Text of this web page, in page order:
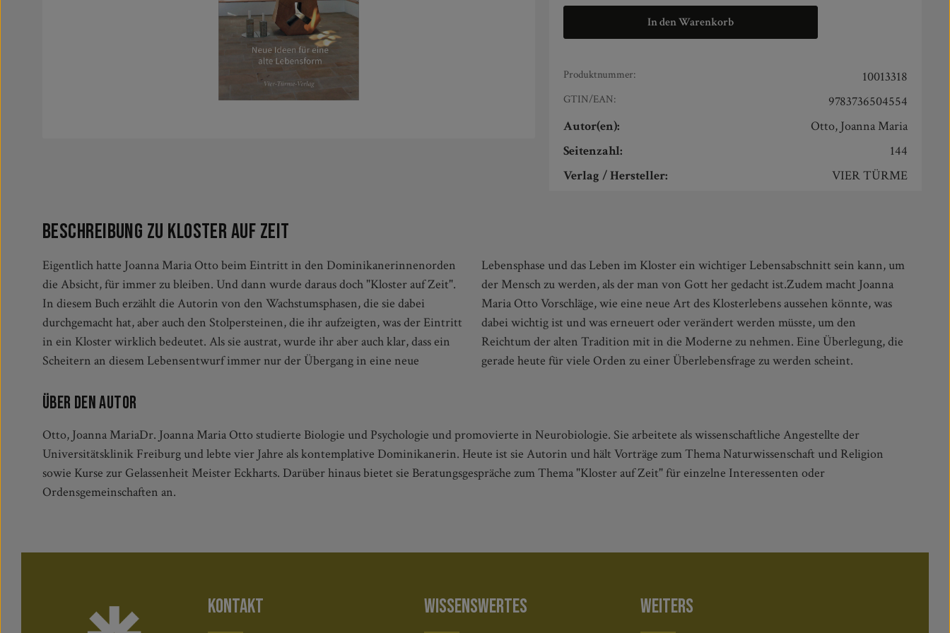
In den Warenkorb
Produktnummer: 10013318
GTIN/EAN:
9783736504554
Autor(en):
Otto, Joanna Maria
Seitenzahl:
144
Verlag / Hersteller:
VIER TÜRME
Beschreibung zu Kloster auf Zeit
Eigentlich hatte Joanna Maria Otto beim Eintritt in den Dominikanerinnenorden
die Absicht, für immer zu bleiben. Und dann wurde daraus doch "Kloster auf Zeit".
In diesem Buch erzählt die Autorin von den Wachstumsphasen, die sie dabei
durchgemacht hat, aber auch den Stolpersteinen, die ihr aufzeigten, was der Eintritt
in ein Kloster wirklich bedeutet. Als sie austrat, wurde ihr aber auch klar, dass ein
Scheitern an diesem Lebensentwurf immer nur der Übergang in eine neue
Lebensphase und das Leben im Kloster ein wichtiger Lebensabschnitt sein kann, um
der Mensch zu werden, als der man von Gott her gedacht ist.Zudem macht Joanna
Maria Otto Vorschläge, wie eine neue Art des Klosterlebens aussehen könnte, was
dabei wichtig ist und was erneuert oder verändert werden müsste, um den
Reichtum der alten Tradition mit in die Moderne zu nehmen. Eine Überlegung, die
gerade heute für viele Orden zu einer Überlebensfrage zu werden scheint.
Über den Autor
Otto, Joanna MariaDr. Joanna Maria Otto studierte Biologie und Psychologie und promovierte in Neurobiologie. Sie arbeitete als wissenschaftliche Angestellte der
Universitätsklinik Freiburg und lebte vier Jahre als kontemplative Dominikanerin. Heute ist sie Autorin und hält Vorträge zum Thema Naturwissenschaft und Religion
sowie Kurse zur Gelassenheit Meister Eckharts. Darüber hinaus bietet sie Beratungsgespräche zum Thema "Kloster auf Zeit" für einzelne Interessenten oder
Ordensgemeinschaften an.
KONTAKT WISSENSWERTES WEITERS